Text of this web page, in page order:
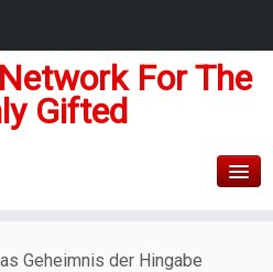
For The
Gifted
Geheimnis der Hingabe